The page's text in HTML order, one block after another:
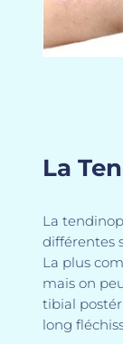
La
La
différentes
La plus
mais on
tibial
long